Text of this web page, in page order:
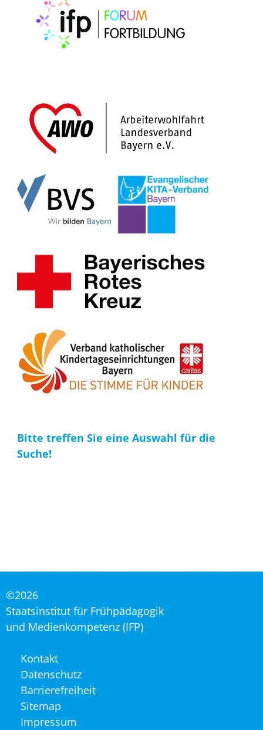
Bitte treffen Sie eine Auswahl für die
Suche!
©2026
Staatsinstitut für Frühpädagogik
und Medienkompetenz (IFP)
Navigation
überspringen
Kontakt
Datenschutz
Barrierefreiheit
Sitemap
Impressum